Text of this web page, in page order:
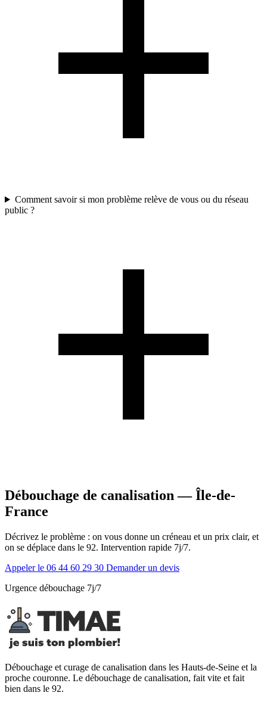
Comment savoir si mon problème relève de vous ou du réseau
public ?
Débouchage de canalisation — Île-de-
France
Décrivez le problème : on vous donne un créneau et un prix clair, et
on se déplace dans le 92. Intervention rapide 7j/7.
Appeler le 06 44 60 29 30 Demander un devis
Urgence débouchage 7j/7
Débouchage et curage de canalisation dans les Hauts-de-Seine et la
proche couronne. Le débouchage de canalisation, fait vite et fait
bien dans le 92.